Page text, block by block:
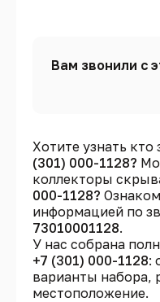
Вам звонили с
Хотите узнать
(301) 000-1128?
коллекторы
000-1128?
информацией по
73010001128.
У нас собрана
+7 (301) 000-1128:
варианты набора,
местоположение.